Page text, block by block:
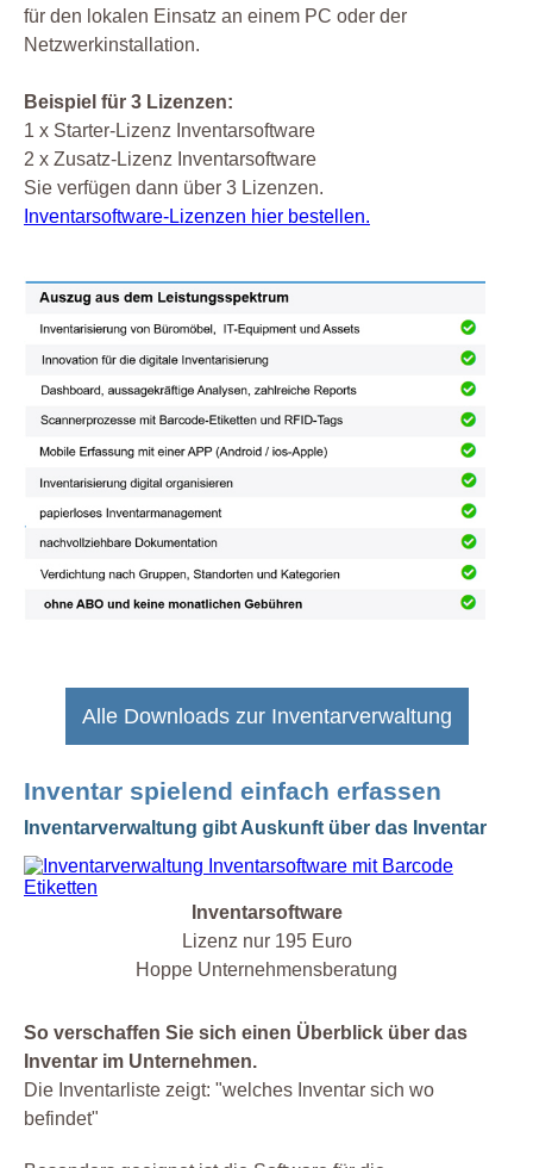
für den lokalen Einsatz an einem PC oder der
Netzwerkinstallation.
Beispiel für 3 Lizenzen:
1 x Starter-Lizenz Inventarsoftware
2 x Zusatz-Lizenz Inventarsoftware
Sie verfügen dann über 3 Lizenzen.
Inventarsoftware-Lizenzen hier bestellen.
Alle Downloads zur Inventarverwaltung
Inventar spielend einfach erfassen
Inventarverwaltung gibt Auskunft über das Inventar
Inventarsoftware
Lizenz nur 195 Euro
Hoppe Unternehmensberatung
So verschaffen Sie sich einen Überblick über das
Inventar im Unternehmen.
Die Inventarliste zeigt: "welches Inventar sich wo
befindet"